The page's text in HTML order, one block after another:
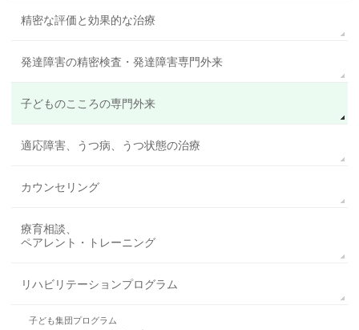
精密な評価と効果的な治療
発達障害の精密検査・発達障害専門外来
子どものこころの専門外来
適応障害、うつ病、うつ状態の治療
カウンセリング
療育相談、
ペアレント・トレーニング
リハビリテーションプログラム
子ども集団プログラム